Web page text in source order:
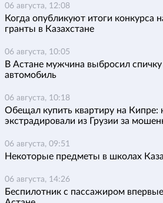
06 августа, 12:08
Когда опубликуют итоги конкурса
гранты в Казахстане
06 августа, 10:05
В Астане мужчина выбросил
автомобиль
06 августа, 10:18
Обещал купить квартиру на Кипре:
экстрадировали из Грузии за
06 августа, 09:51
Некоторые предметы в школах
06 августа, 14:26
Беспилотник с пассажиром